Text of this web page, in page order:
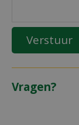
Vragen?